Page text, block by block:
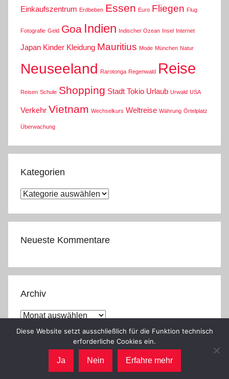
Einkaufszentrum Erdbeben Essen Euro Fliegen Flug
Fotografie Geld Goa Indien Indischer Ozean Insel Internet
Japan Kinder Kleidung Mauritius Mode München Natur
Neuseeland Rarotonga Regenwald Reise
Reisen Schule Shopping Stadt Tokio Urlaub Urwald USA
Verkehr Vietnam Wechselkurs Weltreise Währung Örtelplatz
Überwachung
Kategorien
Kategorien
Neueste Kommentare
Archiv
Archiv
WordPress-Theme: Donovan von ThemeZee.
Diese Website setzt ausschließlich für die Funktion technisch
erforderliche Cookies ein.
Ja Nein Erfahre mehr